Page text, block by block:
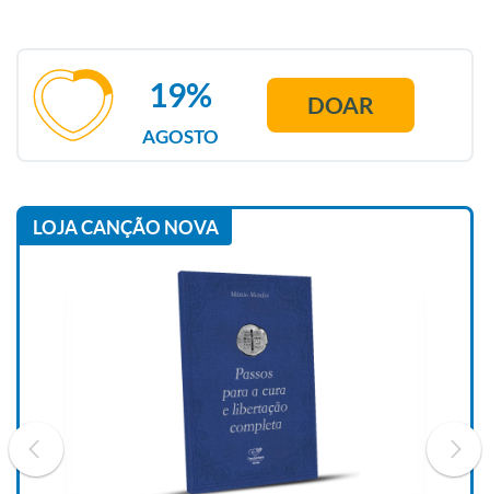
AGOSTO
19% DOAR
LOJA CANÇÃO NOVA